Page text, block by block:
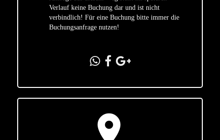
Verlauf keine Buchung dar und ist nicht
verbindlich! Für eine Buchung bitte immer die
Buchungsanfrage nutzen!
location_on